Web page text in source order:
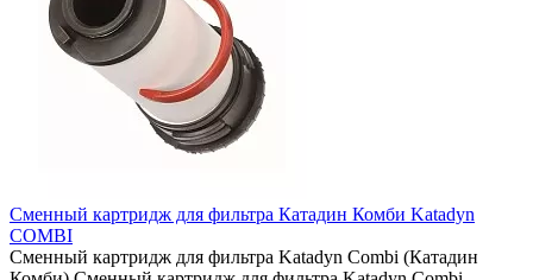
Сменный картридж для фильтра Катадин Комби Katadyn
COMBI
Сменный картридж для фильтра Katadyn Combi (Катадин